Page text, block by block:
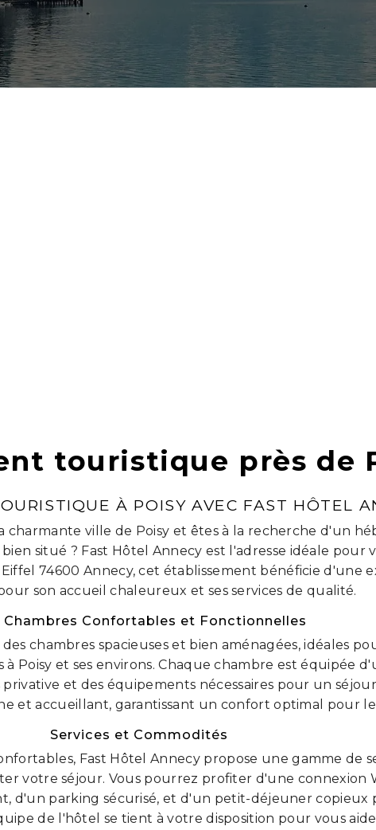
touristique près de
À POISY AVEC FAST HÔTEL
charmante ville de Poisy et êtes à la recherche d'un
situé ? Fast Hôtel Annecy est l'adresse idéale pour
74600 Annecy, cet établissement bénéficie d'une
son accueil chaleureux et ses services de qualité.
Chambres Confortables et Fonctionnelles
chambres spacieuses et bien aménagées, idéales
Poisy et ses environs. Chaque chambre est équipée
et des équipements nécessaires pour un
et accueillant, garantissant un confort optimal pour
Services et Commodités
Fast Hôtel Annecy propose une gamme de
votre séjour. Vous pourrez profiter d'une connexion
d'un parking sécurisé, et d'un petit-déjeuner copieux
de l'hôtel se tient à votre disposition pour vous